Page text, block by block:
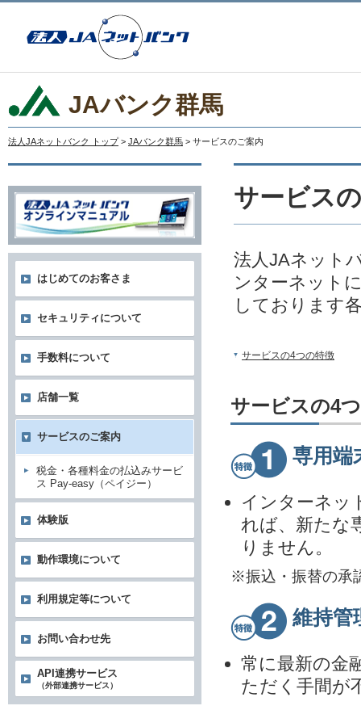
JAバンク群馬
法人JAネットバンク トップ > JAバンク群馬 > サービスのご案内
サービス
法人JAネット
ンターネット
しております
サービスの4つの特徴
サービスの4
専用端
インターネッ
れば、新たな
りません。
※振込・振替の承
維持管
常に最新の金
ただく手間が
はじめてのお客さま
セキュリティについて
手数料について
店舗一覧
サービスのご案内
税金・各種料金の払込みサービ
ス Pay-easy（ペイジー）
体験版
動作環境について
利用規定等について
お問い合わせ先
API連携サービス
（外部連携サービス）